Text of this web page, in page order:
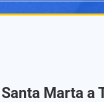
Marta a